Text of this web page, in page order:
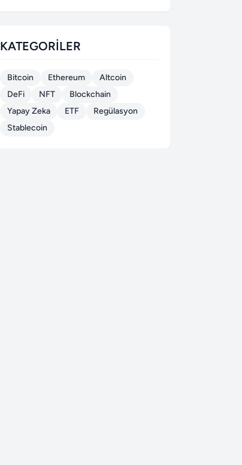
KATEGORILER
Bitcoin Ethereum
Altcoin
DeFi
NFT
Blockchain
Yapay Zeka
ETF
Regülasyon
Stablecoin